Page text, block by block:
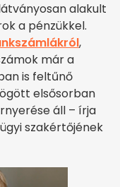
alakult
a pénzükkel.
,
már a
is feltűnő
elsősorban
áll – írja
szakértőjének